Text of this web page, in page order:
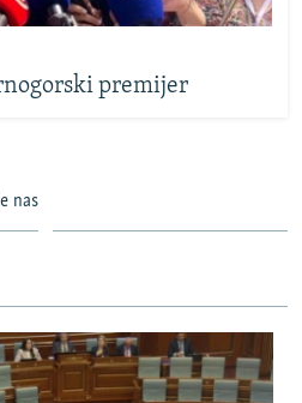
premijer
nas